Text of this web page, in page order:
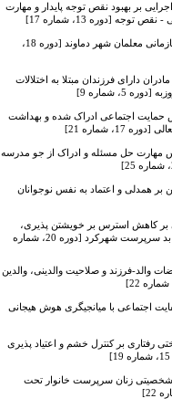
بر بهبود نقص توجه پایدار و مهارت
[دوره 13، شماره 17]
رابطه هوش معنوی با یادگیری سازمانی معلمان شهر دماوند [دوره 18،
دارای فرزندان مبتلا به اختلالات
اجتماعی ادراک شده و بهداشت
شماره 21]
حل مسئله و ادراک از جو مدرسه
همدلی و اعتماد به نفس نوجوانان
کاهش استرس بر خویشتن پذیری،
شفقت به خود و تحمل پریشانی در دختران نوجوان بد سرپرست شهرکرد [دوره 20، شماره
فرزند و صلاحیت والدینی، والدین
با میانجیگری هوش هیجانی
بر کنترل خشم و اعتیاد پذیری
زنان سرپرست خانوار تحت